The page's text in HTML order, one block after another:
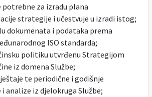
za izradu plana
strategije i učestvuje u izradi istog;
dokumenata i podataka prema
ISO standarda;
politiku utvrđenu Strategijom
iz domena Službe;
te periodične i godišnje
analize iz djelokruga Službe;